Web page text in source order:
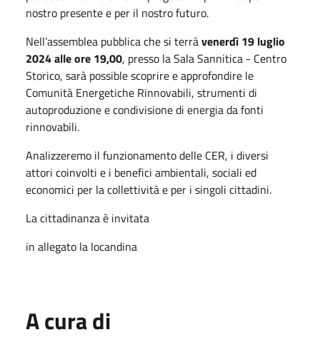
nostro presente e per il nostro futuro.
Nell’assemblea pubblica che si terràvenerdì 19 luglio
2024 alle ore 19,00, presso la Sala Sannitica - Centro
Storico, sarà possible scoprire e approfondire le
Comunità Energetiche Rinnovabili, strumenti di
autoproduzione e condivisione di energia da fonti
rinnovabili.
Analizzeremo il funzionamento delle CER, i diversi
attori coinvolti e i benefici ambientali, sociali ed
economici per la collettività e per i singoli cittadini.
La cittadinanza è invitata
in allegato la locandina
A cura di